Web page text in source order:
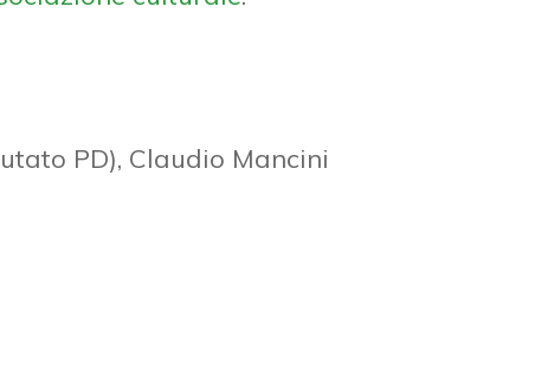
PD), Claudio Mancini